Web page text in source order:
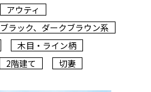
アウティ
ブラック、ダークブラウン系
木目・ライン柄
2階建て 切妻